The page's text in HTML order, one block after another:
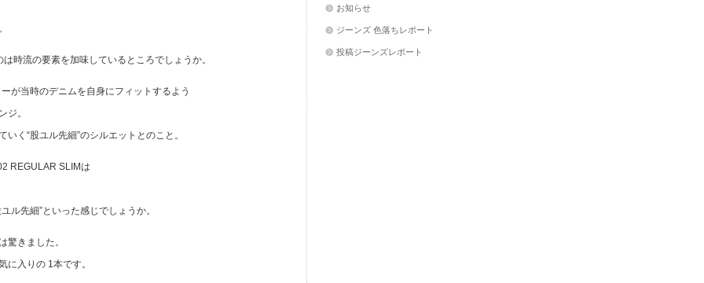
時流の要素を加味しているところでしょうか。
が当時のデニムを自身にフィットするよう
ジ。
く“股ユル先細”のシルエットとのこと。
REGULAR SLIMは
ル先細”といった感じでしょうか。
驚きました。
に入りの 1本です。
お知らせ
ジーンズ 色落ちレポート
投稿ジーンズレポート